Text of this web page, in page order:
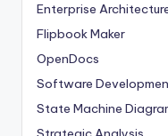
Enterprise
Flipbook Maker
OpenDocs
Software
State Machine